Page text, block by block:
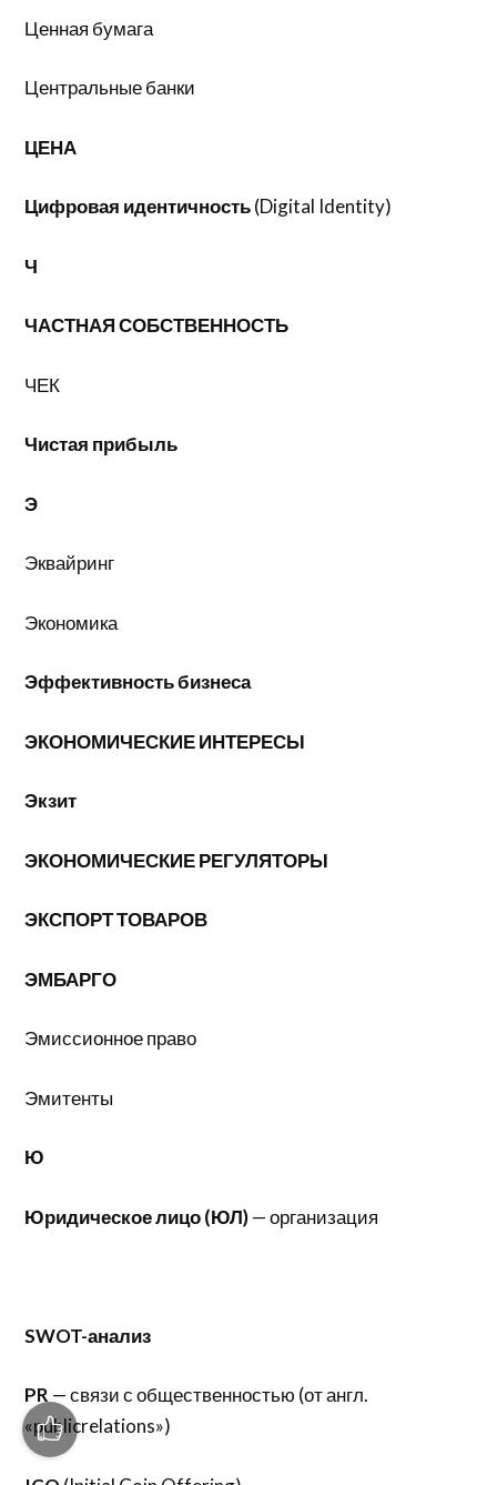
Ценная бумага
Центральные банки
ЦЕНА
Цифровая идентичность(Digital Identity)
Ч
ЧАСТНАЯ СОБСТВЕННОСТЬ
ЧЕК
Чистая прибыль
Э
Эквайринг
Экономика
Эффективность бизнеса
ЭКОНОМИЧЕСКИЕ ИНТЕРЕСЫ
Экзит
ЭКОНОМИЧЕСКИЕ РЕГУЛЯТОРЫ
ЭКСПОРТ ТОВАРОВ
ЭМБАРГО
Эмиссионное право
Эмитенты
Ю
Юридическое лицо (ЮЛ)— организация
SWOT-анализ
PR — связи с общественностью (от англ.
«publicrelations»)